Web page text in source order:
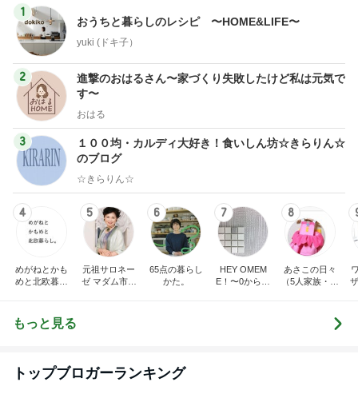
1
おうちと暮らしのレシピ 〜HOME&LIFE〜
yuki (ドキ子）
2
進撃のおはるさん〜家づくり失敗したけど私は元気で
す〜
おはる
3
１００均・カルディ大好き！食いしん坊☆きらりん☆
のブログ
☆きらりん☆
4
めがねとかも
めと北欧暮ら
5
元祖サロネー
ゼ マダム市川
6
65点の暮らし
かた。
7
HEY OMEM
E！〜0からの
8
あさこの日々
（5人家族・投
もっと見る
トップブロガーランキング